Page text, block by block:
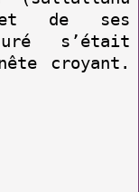
de ses
juré s’était
croyant.